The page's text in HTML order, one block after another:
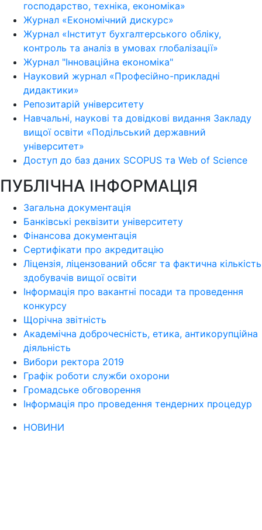
господарство, техніка, економіка»
Журнал «Економічний дискурс»
Журнал «Інститут бухгалтерського обліку,
контроль та аналіз в умовах глобалізації»
Журнал "Інноваційна економіка"
Науковий журнал «Професійно-прикладні
дидактики»
Репозитарій університету
Навчальні, наукові та довідкові видання Закладу
вищої освіти «Подільський державний
університет»
Доступ до баз даних SCOPUS та Web of Science
ПУБЛІЧНА ІНФОРМАЦІЯ
Загальна документація
Банківські реквізити університету
Фінансова документація
Сертифікати про акредитацію
Ліцензія, ліцензований обсяг та фактична кількість
здобувачів вищої освіти
Інформація про вакантні посади та проведення
конкурсу
Щорічна звітність
Академічна доброчесність, етика, антикорупційна
діяльність
Вибори ректора 2019
Графік роботи служби охорони
Громадське обговорення
Інформація про проведення тендерних процедур
НОВИНИ